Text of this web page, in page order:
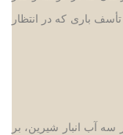
باری که در انتظار
آب انبار شیرین، بر